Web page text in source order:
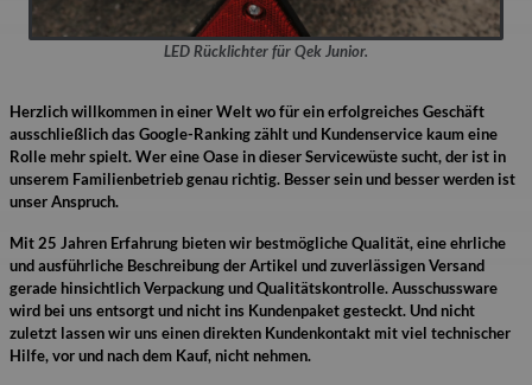
LED Rücklichter für Qek Junior.
Herzlich willkommen in einer Welt wo für ein erfolgreiches Geschäft
ausschließlich das Google-Ranking zählt und Kundenservice kaum eine
Rolle mehr spielt. Wer eine Oase in dieser Servicewüste sucht, der ist in
unserem Familienbetrieb genau richtig. Besser sein und besser werden ist
unser Anspruch.
Mit 25 Jahren Erfahrung bieten wir bestmögliche Qualität, eine ehrliche
und ausführliche Beschreibung der Artikel und zuverlässigen Versand
gerade hinsichtlich Verpackung und Qualitätskontrolle. Ausschussware
wird bei uns entsorgt und nicht ins Kundenpaket gesteckt. Und nicht
zuletzt lassen wir uns einen direkten Kundenkontakt mit viel technischer
Hilfe, vor und nach dem Kauf, nicht nehmen.